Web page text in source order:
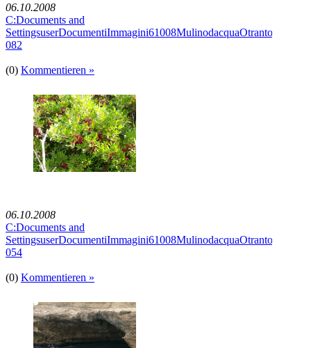
06.10.2008
C:Documents and
082
(0) Kommentieren »
06.10.2008
C:Documents and
054
(0) Kommentieren »